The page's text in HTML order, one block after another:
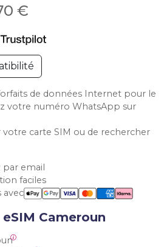
€
de données Internet pour le
votre numéro WhatsApp sur
votre carte SIM ou de rechercher
par email
faciles
avec
Cameroun